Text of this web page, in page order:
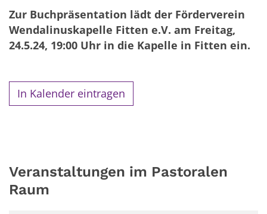
Zur Buchpräsentation lädt der Förderverein
Wendalinuskapelle Fitten e.V. am Freitag,
24.5.24, 19:00 Uhr in die Kapelle in Fitten ein.
In Kalender eintragen
Veranstaltungen im Pastoralen
Raum